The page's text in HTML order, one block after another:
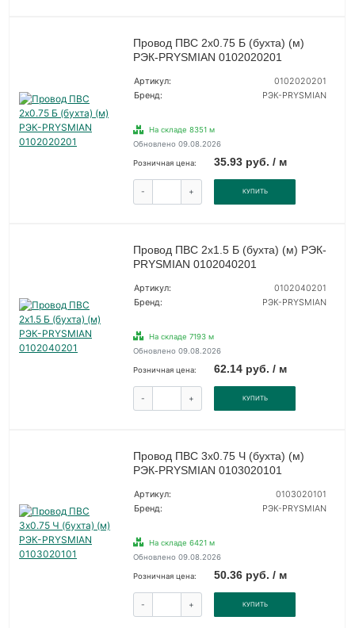
Провод ПВС 2х0.75 Б (бухта) (м)
РЭК-PRYSMIAN 0102020201
Артикул:
0102020201
Бренд:
РЭК-PRYSMIAN
На складе 8351 м
Обновлено 09.08.2026
Розничная цена: 35.93 руб. / м
- + КУПИТЬ
Провод ПВС 2х1.5 Б (бухта) (м) РЭК-
PRYSMIAN 0102040201
Артикул:
0102040201
Бренд:
РЭК-PRYSMIAN
На складе 7193 м
Обновлено 09.08.2026
Розничная цена: 62.14 руб. / м
- + КУПИТЬ
Провод ПВС 3х0.75 Ч (бухта) (м)
РЭК-PRYSMIAN 0103020101
Артикул:
0103020101
Бренд:
РЭК-PRYSMIAN
На складе 6421 м
Обновлено 09.08.2026
Розничная цена: 50.36 руб. / м
- + КУПИТЬ